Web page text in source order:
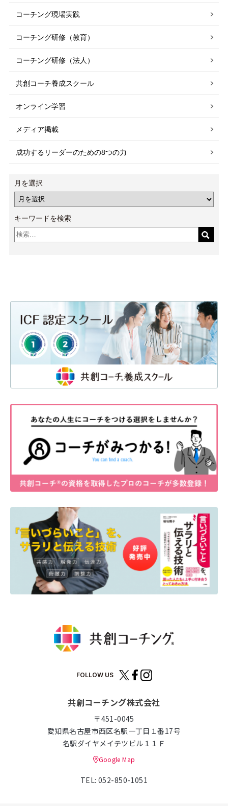
コーチング現場実践
コーチング研修（教育）
コーチング研修（法人）
共創コーチ養成スクール
オンライン学習
メディア掲載
成功するリーダーのための8つの力
月を選択
キーワードを検索
FOLLOW US
共創コーチング株式会社
〒451-0045
愛知県名古屋市西区名駅一丁目１番17号
名駅ダイヤメイテツビル１１Ｆ
Google Map
TEL: 052-850-1051